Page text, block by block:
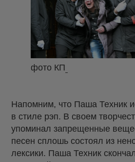
фото КП
Напомним, что Паша Техник
в стиле рэп. В своем
упоминал запрещенные
песен сплошь состоял из
лексики. Паша Техник